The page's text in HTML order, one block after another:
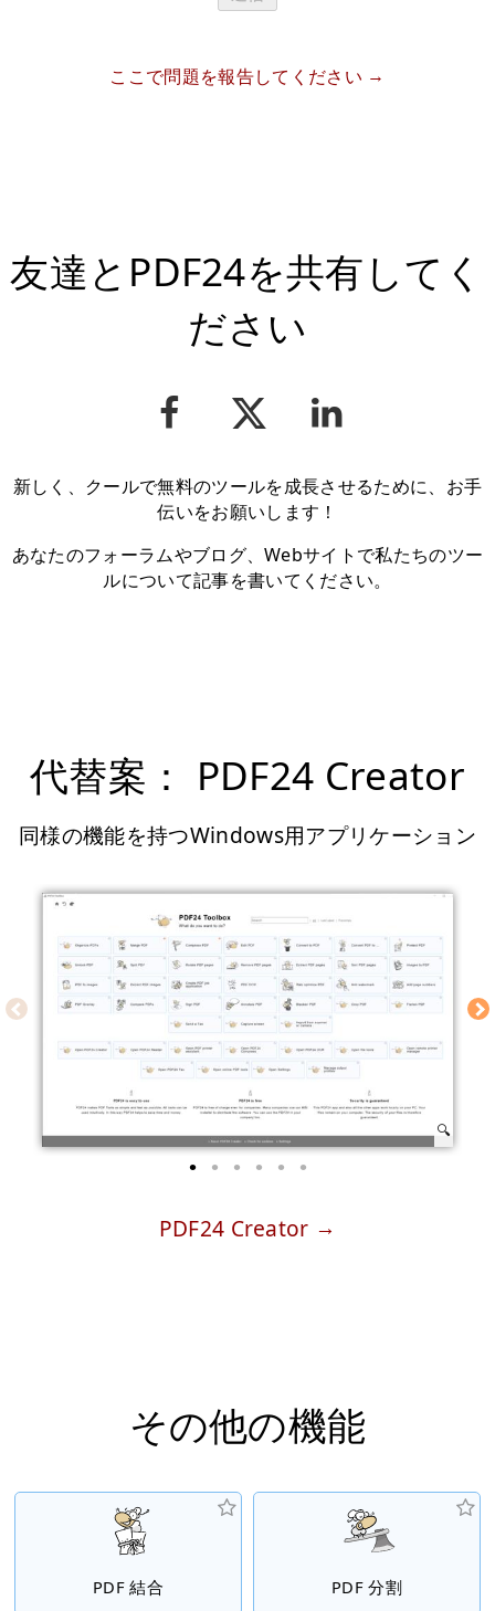
ここで問題を報告してください
友達とPDF24を共有してく
ださい
新しく、クールで無料のツールを成長させるために、お手
伝いをお願いします！
あなたのフォーラムやブログ、Webサイトで私たちのツー
ルについて記事を書いてください。
代替案： PDF24 Creator
同様の機能を持つWindows用アプリケーション
PDF24 Creator
その他の機能
PDF 結合 PDF 分割